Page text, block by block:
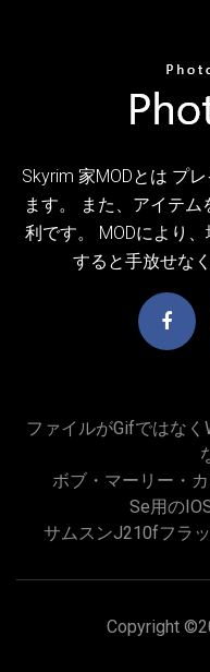
Skyrim 家MODとは プ
ます。 また、アイテ
利です。 MODにより
すると手放せな
ファイルがgifではな
ボブ・マーリー・
Se用の
サムスンj210fフラ
Copyright ©